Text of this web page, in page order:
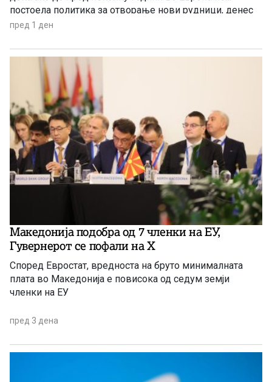
постоела политика за отворање нови рудници, денес
таа политика е апсолутно сменета и листата на
пред 1 ден
Македонија подобра од 7 членки на ЕУ,
Гувернерот се пофали на Х
Според Евростат, вредноста на бруто минималната
плата во Македонија е повисока од седум земји
членки на ЕУ
пред 3 дена